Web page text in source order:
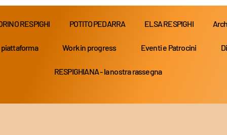
RESPIGHI POTITO PEDARRA ELSA RESPIGHI
piattaforma Work in progress Eventi e Patrocini
RESPIGHIANA - la nostra rassegna